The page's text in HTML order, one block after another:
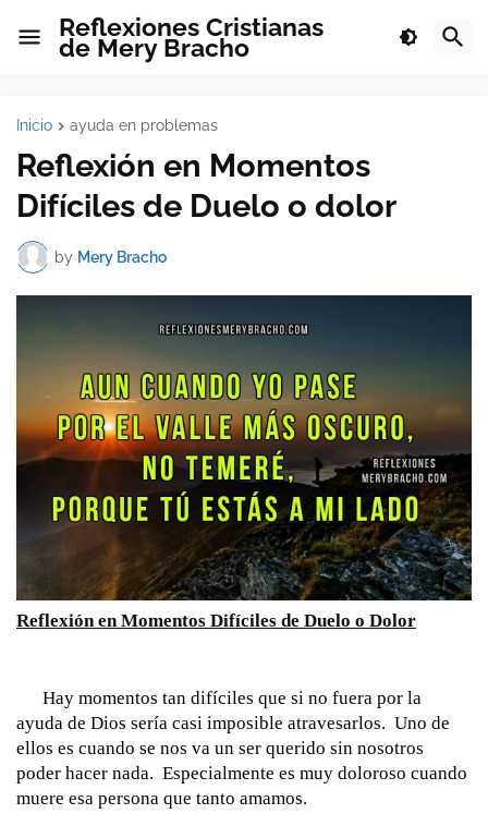
Reflexiones Cristianas
de Mery Bracho
Inicio ayuda en problemas
Reflexión en Momentos
Difíciles de Duelo o dolor
by Mery Bracho
Reflexión en Momentos Difíciles de Duelo o Dolor
ayuda de Dios sería casi imposible atravesarlos.  Uno de
ellos es cuando se nos va un ser querido sin nosotros
poder hacer nada.  Especialmente es muy doloroso cuando
muere esa persona que tanto amamos.